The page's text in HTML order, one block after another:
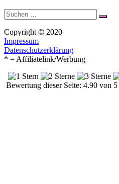
Suche
nach:
Copyright © 2020
Impressum
Datenschutzerklärung
* = Affiliatelink/Werbung
Bewertung dieser Seite: 4.90 von